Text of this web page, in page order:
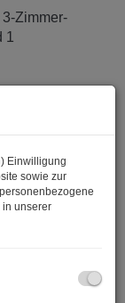
Einwilligung
sowie zur
in unserer